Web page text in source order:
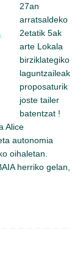
27an
arratsaldeko
2etatik 5ak
arte Lokala
birziklategiko
laguntzaileak
proposaturik
joste tailer
batentzat !
Alice
autonomia
oihaletan.
herriko gelan,